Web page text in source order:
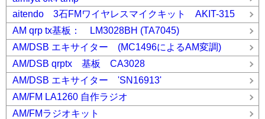
aitendo 3石FMワイヤレスマイクキット AKIT-315
AM qrp tx基板： LM3028BH (TA7045)
AM/DSB エキサイター (MC1496によるAM変調)
AM/DSB qrptx 基板 CA3028
AM/DSB エキサイター 'SN16913'
AM/FM LA1260 自作ラジオ
AM/FMラジオキット